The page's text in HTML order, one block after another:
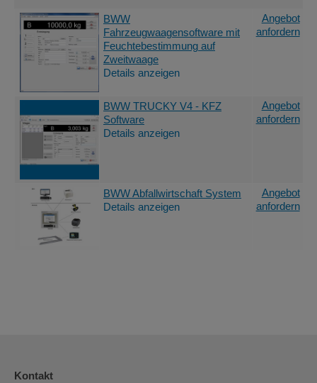
BWW
Fahrzeugwaagensoftware mit
Feuchtebestimmung auf
Zweitwaage
Details anzeigen
Angebot
anfordern
BWW TRUCKY V4 - KFZ
Software
Details anzeigen
Angebot
anfordern
BWW Abfallwirtschaft System
Details anzeigen
Angebot
anfordern
Kontakt